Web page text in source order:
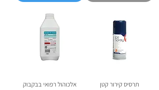
תרסיס קירור קטן אלכוהול רפואי בבקבוק